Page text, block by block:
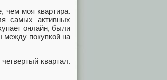
чем моя квартира.
самых активных
онлайн, были
между покупкой на
квартал.